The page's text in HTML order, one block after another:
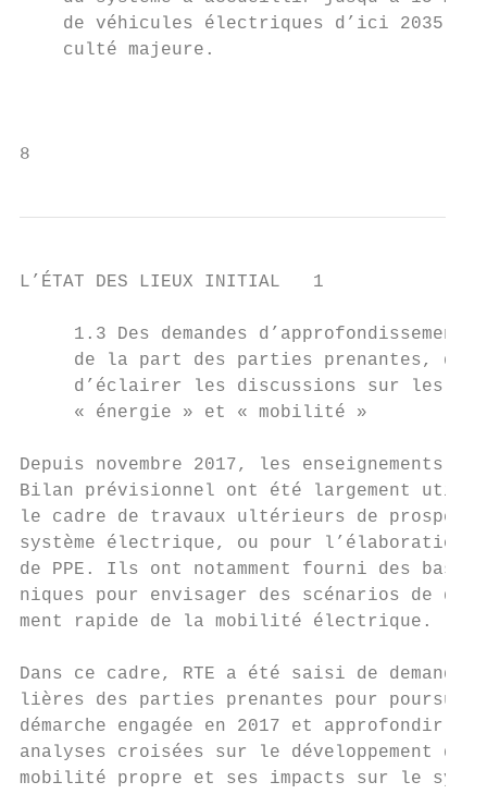
de véhicules électriques d’ici 2035
culté majeure.
8
L’ÉTAT DES LIEUX INITIAL   1
     1.3 Des demandes d’approfondissements
de la part des parties prenantes, qui
d’éclairer les discussions sur les
     « énergie » et « mobilité »
Depuis novembre 2017, les
Bilan prévisionnel ont été largement
le cadre de travaux ultérieurs de
système électrique, ou pour
de PPE. Ils ont notamment fourni des
niques pour envisager des scénarios de
ment rapide de la mobilité électrique.
Dans ce cadre, RTE a été saisi de
lières des parties prenantes pour
démarche engagée en 2017 et
analyses croisées sur le développement de
mobilité propre et ses impacts sur le